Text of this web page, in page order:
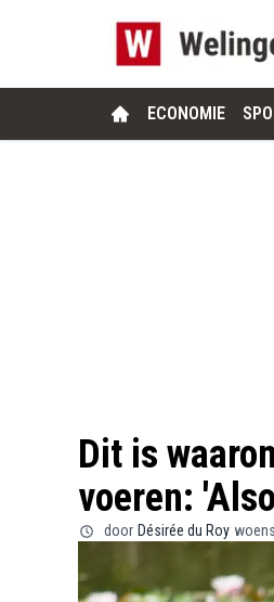
ECONOMIE
Dit is
voeren:
door Désirée du Roy